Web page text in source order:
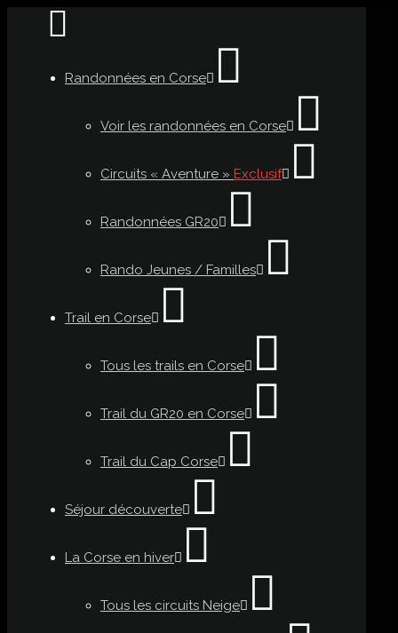
Randonnées en Corse
Voir les randonnées en Corse
Circuits « Aventure » Exclusif
Randonnées GR20
Rando Jeunes / Familles
Trail en Corse
Tous les trails en Corse
Trail du GR20 en Corse
Trail du Cap Corse
Séjour découverte
La Corse en hiver
Tous les circuits Neige